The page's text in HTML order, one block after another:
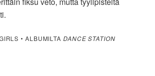
• ALBUMILTA DANCE STATION